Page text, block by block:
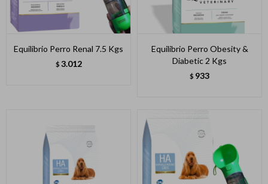
Equilibrio Perro Renal 7.5 Kgs
$ 3.012
Equilibrio Perro Obesity &
Diabetic 2 Kgs
$ 933